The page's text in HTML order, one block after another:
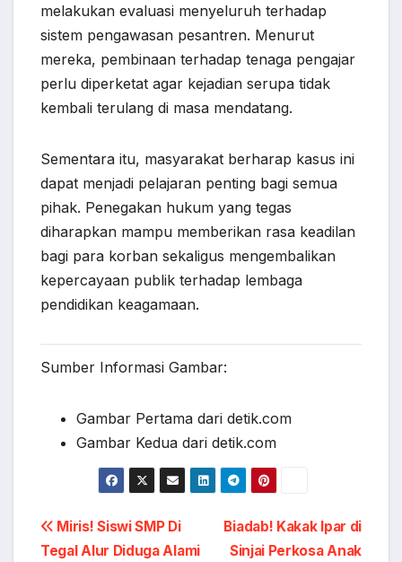
melakukan evaluasi menyeluruh terhadap
sistem pengawasan pesantren. Menurut
mereka, pembinaan terhadap tenaga pengajar
perlu diperketat agar kejadian serupa tidak
kembali terulang di masa mendatang.
Sementara itu, masyarakat berharap kasus ini
dapat menjadi pelajaran penting bagi semua
pihak. Penegakan hukum yang tegas
diharapkan mampu memberikan rasa keadilan
bagi para korban sekaligus mengembalikan
kepercayaan publik terhadap lembaga
pendidikan keagamaan.
Sumber Informasi Gambar:
Gambar Pertama dari detik.com
Gambar Kedua dari detik.com
Post
Biadab! Kakak Ipar di
Sinjai Perkosa Anak
Miris! Siswi SMP Di
Tegal Alur Diduga Alami